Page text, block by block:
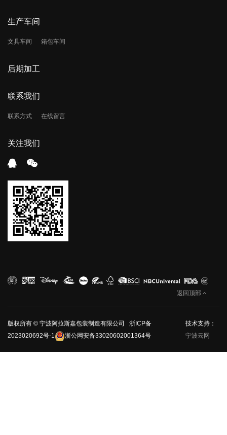
生产车间
文具车间 箱包车间
后期加工
联系我们
联系方式 在线留言
关注我们
返回顶部
版权所有 © 宁波阿拉斯嘉包装制造有限公司
浙ICP备
2023020692号-1
浙公网安备33020602001364号
技术支持：
宁波云网